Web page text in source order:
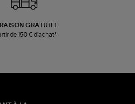
GRATUITE
de 150 € d'achat*